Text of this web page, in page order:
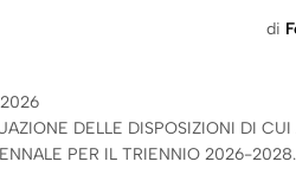
di
DELLE DISPOSIZIONI DI
PER IL TRIENNIO 2026-2028.